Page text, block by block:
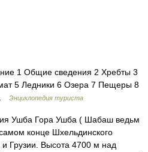
1 Общие сведения 2 Хребты 3
5 Ледники 6 Озера 7 Пещеры 8
Энциклопедия туриста
Ушба Гора Ушба ( Шабаш ведьм
конце Шхельдинского
Грузии. Высота 4700 м над